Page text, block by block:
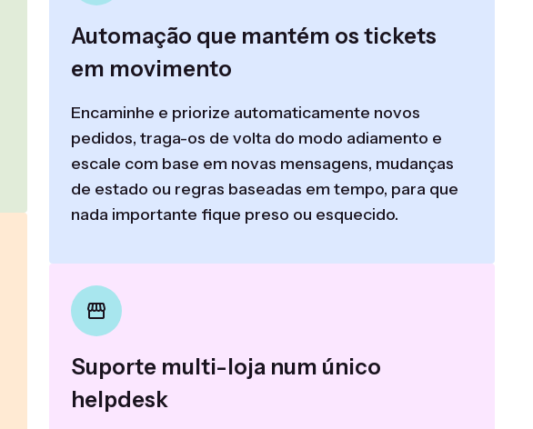
Automação que mantém os tickets
em movimento
Encaminhe e priorize automaticamente novos
pedidos, traga-os de volta do modo adiamento e
escale com base em novas mensagens, mudanças
de estado ou regras baseadas em tempo, para que
nada importante fique preso ou esquecido.
Suporte multi-loja num único
helpdesk